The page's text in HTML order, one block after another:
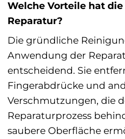
Welche Vorteile hat
Reparatur?
Die gründliche
Anwendung der
entscheidend. Sie
Fingerabdrücke und
Verschmutzungen, die
Reparaturprozess
saubere Oberfläche